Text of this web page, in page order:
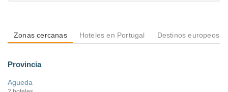
Zonas cercanas Hoteles en Portugal Destinos europeos
Provincia
Agueda